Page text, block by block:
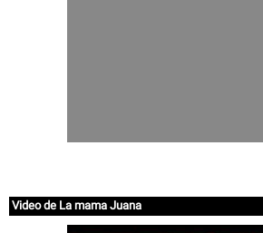
Video de La mama Juana